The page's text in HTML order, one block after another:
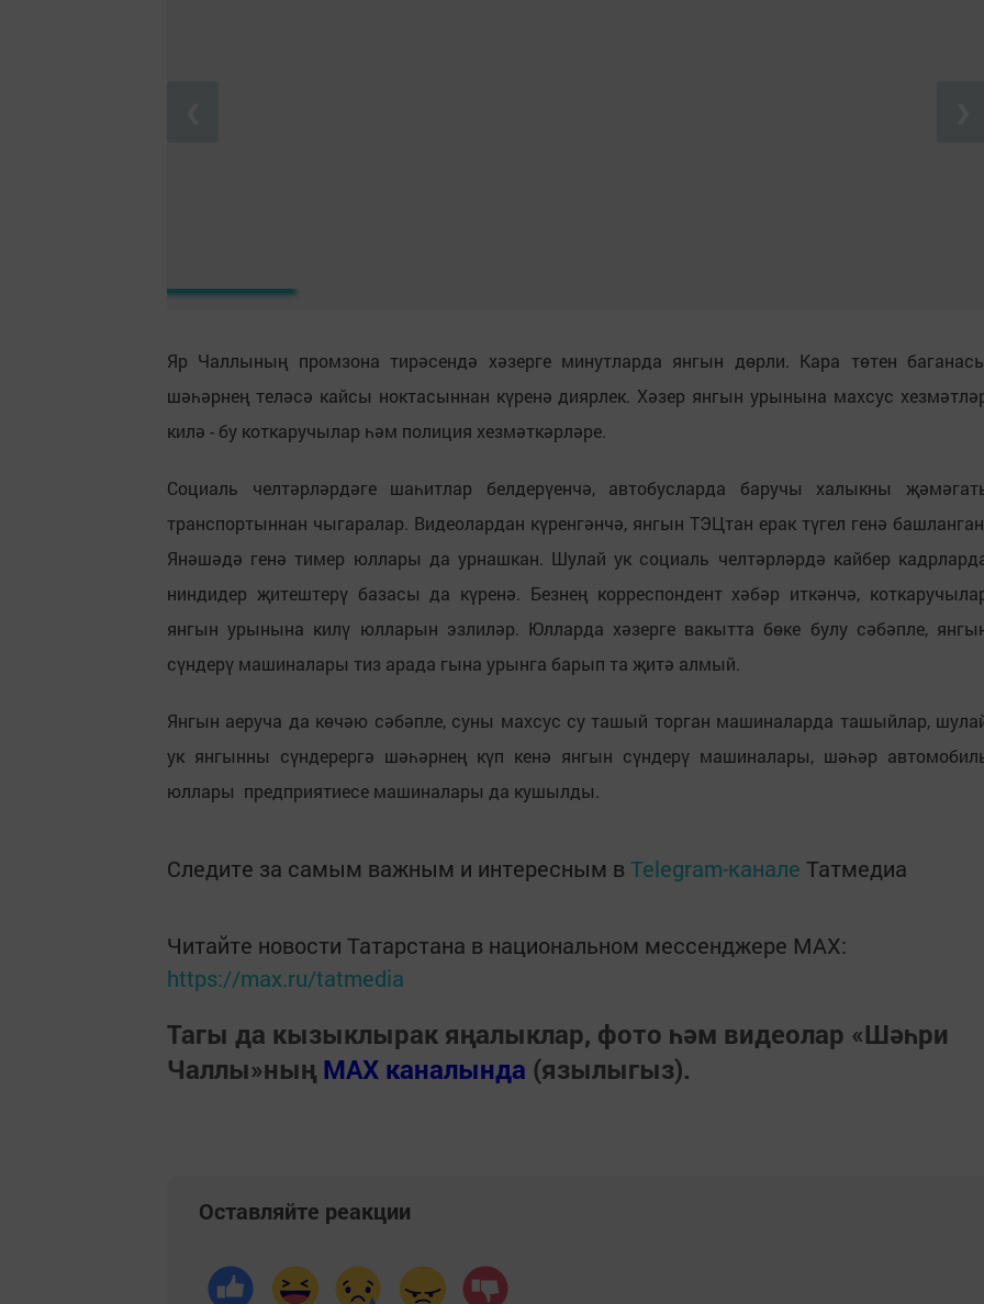
Яр Чаллының промзона тирәсендә хәзерге минутларда янгын дөрли. Кара төтен
шәһәрнең теләсә кайсы ноктасыннан күренә диярлек. Хәзер янгын урынына махсус
килә - бу коткаручылар һәм полиция хезмәткәрләре.
Социаль челтәрләрдәге шаһитлар белдерүенчә, автобусларда баручы халыкны
транспортыннан чыгаралар. Видеолардан күренгәнчә, янгын ТЭЦтан ерак түгел генә
Янәшәдә генә тимер юллары да урнашкан. Шулай ук социаль челтәрләрдә кайбер
ниндидер җитештерү базасы да күренә. Безнең корреспондент хәбәр иткәнчә,
янгын урынына килү юлларын эзлиләр. Юлларда хәзерге вакытта бөке булу сәбәпле,
сүндерү машиналары тиз арада гына урынга барып та җитә алмый.
Янгын аеруча да көчәю сәбәпле, суны махсус су ташый торган машиналарда ташыйлар,
ук янгынны сүндерергә шәһәрнең күп кенә янгын сүндерү машиналары, шәһәр
юллары предприятиесе машиналары да кушылды.
Следите за самым важным и интересным в Telegram-канале Татмедиа
Читайте новости Татарстана в национальном мессенджере MАХ:
https://max.ru/tatmedia
Тагы да кызыклырак яңалыклар, фото һәм видеолар «Шәһри
Чаллы»ның MAX каналында (язылыгыз).
Оставляйте реакции